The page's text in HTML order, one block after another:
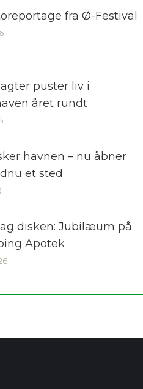
fra Ø-Festival
puster liv i
året rundt
havnen – nu åbner
et sted
disken: Jubilæum på
Apotek